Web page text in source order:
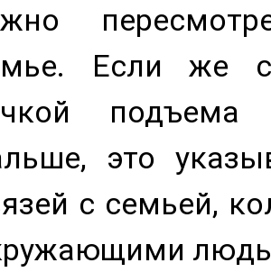
Если же
это
с семьей,